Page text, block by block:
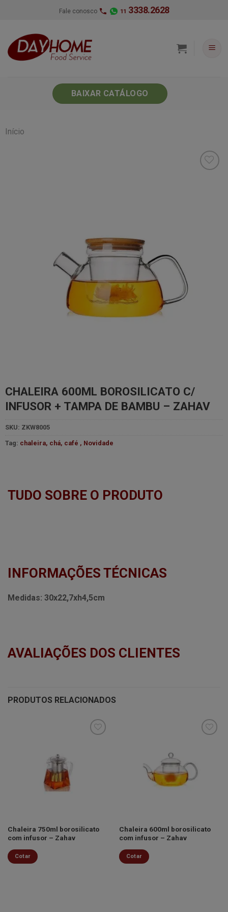
Fale conosco 11 3338.2628
BAIXAR CATÁLOGO
Início
CHALEIRA 600ML BOROSILICATO C/
INFUSOR + TAMPA DE BAMBU – ZAHAV
SKU: ZKW8005
Tag: chaleira, chá, café , Novidade
TUDO SOBRE O PRODUTO
INFORMAÇÕES TÉCNICAS
Medidas: 30x22,7xh4,5cm
AVALIAÇÕES DOS CLIENTES
PRODUTOS RELACIONADOS
Chaleira 750ml borosilicato
com infusor – Zahav
Cotar
Minha
lista de
desejos
Chaleira 600ml borosilicato
com infusor – Zahav
Cotar